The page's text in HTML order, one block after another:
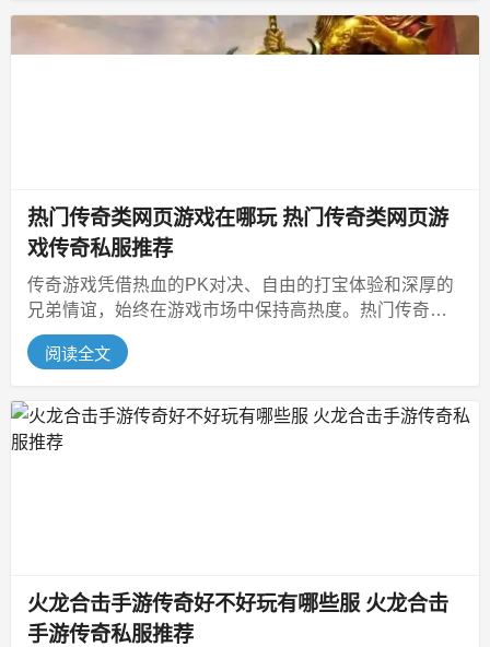
热门传奇类网页游戏在哪玩 热门传奇类网页游
戏传奇私服推荐
传奇游戏凭借热血的PK对决、自由的打宝体验和深厚的
兄弟情谊，始终在游戏市场中保持高热度。热门传奇类
网页游戏更是在延续经典的同时，...
阅读全文
火龙合击手游传奇好不好玩有哪些服 火龙合击
手游传奇私服推荐